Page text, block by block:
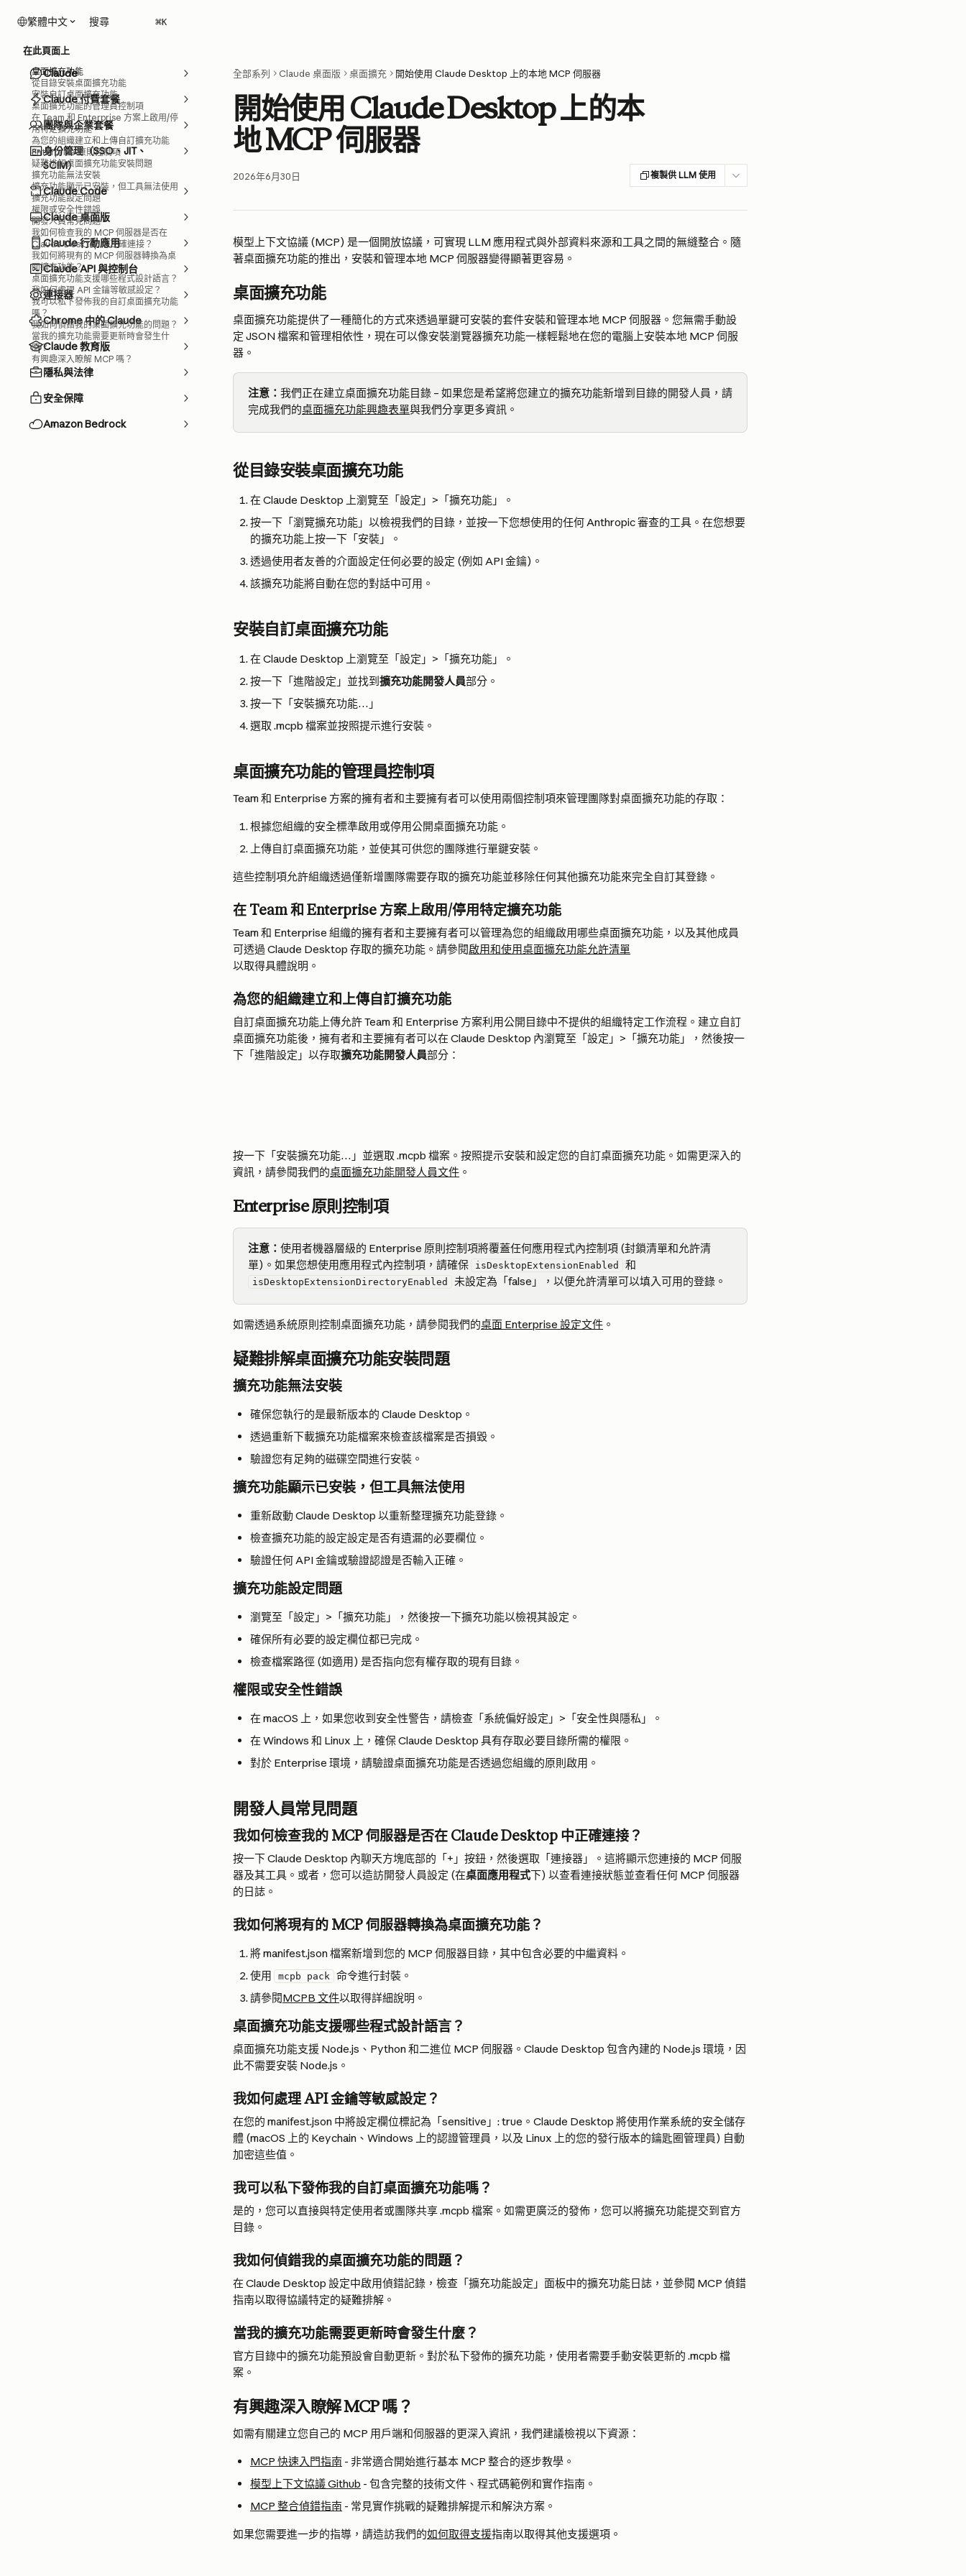
繁體中文 搜尋 ⌘K
Claude
Claude 付費套餐
團隊與企業套餐
身份管理（SSO、JIT、
SCIM）
Claude Code
Claude 桌面版
Claude 行動應用
Claude API 與控制台
連接器
Chrome 中的 Claude
Claude 教育版
隱私與法律
安全保障
Amazon Bedrock
全部系列 Claude 桌面版 桌面擴充 開始使用 Claude Desktop 上的本地 MCP 伺服器
開始使用 Claude Desktop 上的本
地 MCP 伺服器
2026年6月30日 複製供 LLM 使用
模型上下文協議 (MCP) 是一個開放協議，可實現 LLM 應用程式與外部資料來源和工具之間的無縫整合。隨
著桌面擴充功能的推出，安裝和管理本地 MCP 伺服器變得顯著更容易。
桌面擴充功能
桌面擴充功能提供了一種簡化的方式來透過單鍵可安裝的套件安裝和管理本地 MCP 伺服器。您無需手動設
定 JSON 檔案和管理相依性，現在可以像安裝瀏覽器擴充功能一樣輕鬆地在您的電腦上安裝本地 MCP 伺服
器。
注意： 我們正在建立桌面擴充功能目錄 – 如果您是希望將您建立的擴充功能新增到目錄的開發人員，請
完成我們的桌面擴充功能興趣表單與我們分享更多資訊。
從目錄安裝桌面擴充功能
在 Claude Desktop 上瀏覽至「設定」>「擴充功能」。
按一下「瀏覽擴充功能」以檢視我們的目錄，並按一下您想使用的任何 Anthropic 審查的工具。在您想要
的擴充功能上按一下「安裝」。
透過使用者友善的介面設定任何必要的設定 (例如 API 金鑰)。
該擴充功能將自動在您的對話中可用。
安裝自訂桌面擴充功能
在 Claude Desktop 上瀏覽至「設定」>「擴充功能」。
按一下「進階設定」並找到擴充功能開發人員部分。
按一下「安裝擴充功能…」
選取 .mcpb 檔案並按照提示進行安裝。
桌面擴充功能的管理員控制項
Team 和 Enterprise 方案的擁有者和主要擁有者可以使用兩個控制項來管理團隊對桌面擴充功能的存取：
根據您組織的安全標準啟用或停用公開桌面擴充功能。
上傳自訂桌面擴充功能，並使其可供您的團隊進行單鍵安裝。
這些控制項允許組織透過僅新增團隊需要存取的擴充功能並移除任何其他擴充功能來完全自訂其登錄。
在 Team 和 Enterprise 方案上啟用/停用特定擴充功能
Team 和 Enterprise 組織的擁有者和主要擁有者可以管理為您的組織啟用哪些桌面擴充功能，以及其他成員
可透過 Claude Desktop 存取的擴充功能。請參閱啟用和使用桌面擴充功能允許清單
以取得具體說明。
為您的組織建立和上傳自訂擴充功能
自訂桌面擴充功能上傳允許 Team 和 Enterprise 方案利用公開目錄中不提供的組織特定工作流程。建立自訂
桌面擴充功能後，擁有者和主要擁有者可以在 Claude Desktop 內瀏覽至「設定」>「擴充功能」，然後按一
下「進階設定」以存取擴充功能開發人員部分：
按一下「安裝擴充功能…」並選取 .mcpb 檔案。按照提示安裝和設定您的自訂桌面擴充功能。如需更深入的
資訊，請參閱我們的桌面擴充功能開發人員文件 。
Enterprise 原則控制項
注意： 使用者機器層級的 Enterprise 原則控制項將覆蓋任何應用程式內控制項 (封鎖清單和允許清
單)。如果您想使用應用程式內控制項，請確保
isDesktopExtensionEnabled 和
isDesktopExtensionDirectoryEnabled 未設定為「false」，以便允許清單可以填入可用的登錄。
如需透過系統原則控制桌面擴充功能，請參閱我們的桌面 Enterprise 設定文件 。
疑難排解桌面擴充功能安裝問題
擴充功能無法安裝
確保您執行的是最新版本的 Claude Desktop。
透過重新下載擴充功能檔案來檢查該檔案是否損毀。
驗證您有足夠的磁碟空間進行安裝。
擴充功能顯示已安裝，但工具無法使用
重新啟動 Claude Desktop 以重新整理擴充功能登錄。
檢查擴充功能的設定設定是否有遺漏的必要欄位。
驗證任何 API 金鑰或驗證認證是否輸入正確。
擴充功能設定問題
瀏覽至「設定」>「擴充功能」，然後按一下擴充功能以檢視其設定。
確保所有必要的設定欄位都已完成。
檢查檔案路徑 (如適用) 是否指向您有權存取的現有目錄。
權限或安全性錯誤
在 macOS 上，如果您收到安全性警告，請檢查「系統偏好設定」>「安全性與隱私」。
在 Windows 和 Linux 上，確保 Claude Desktop 具有存取必要目錄所需的權限。
對於 Enterprise 環境，請驗證桌面擴充功能是否透過您組織的原則啟用。
開發人員常見問題
我如何檢查我的 MCP 伺服器是否在 Claude Desktop 中正確連接？
按一下 Claude Desktop 內聊天方塊底部的「+」按鈕，然後選取「連接器」。這將顯示您連接的 MCP 伺服
器及其工具。或者，您可以造訪開發人員設定 (在桌面應用程式下) 以查看連接狀態並查看任何 MCP 伺服器
的日誌。
我如何將現有的 MCP 伺服器轉換為桌面擴充功能？
將 manifest.json 檔案新增到您的 MCP 伺服器目錄，其中包含必要的中繼資料。
使用
mcpb pack 命令進行封裝。
請參閱MCPB 文件以取得詳細說明。
桌面擴充功能支援哪些程式設計語言？
桌面擴充功能支援 Node.js、Python 和二進位 MCP 伺服器。Claude Desktop 包含內建的 Node.js 環境，因
此不需要安裝 Node.js。
我如何處理 API 金鑰等敏感設定？
在您的 manifest.json 中將設定欄位標記為「sensitive」: true。Claude Desktop 將使用作業系統的安全儲存
體 (macOS 上的 Keychain、Windows 上的認證管理員，以及 Linux 上的您的發行版本的鑰匙圈管理員) 自動
加密這些值。
我可以私下發佈我的自訂桌面擴充功能嗎？
是的，您可以直接與特定使用者或團隊共享 .mcpb 檔案。如需更廣泛的發佈，您可以將擴充功能提交到官方
目錄。
我如何偵錯我的桌面擴充功能的問題？
在 Claude Desktop 設定中啟用偵錯記錄，檢查「擴充功能設定」面板中的擴充功能日誌，並參閱 MCP 偵錯
指南以取得協議特定的疑難排解。
當我的擴充功能需要更新時會發生什麼？
官方目錄中的擴充功能預設會自動更新。對於私下發佈的擴充功能，使用者需要手動安裝更新的 .mcpb 檔
案。
有興趣深入瞭解 MCP 嗎？
如需有關建立您自己的 MCP 用戶端和伺服器的更深入資訊，我們建議檢視以下資源：
MCP 快速入門指南 - 非常適合開始進行基本 MCP 整合的逐步教學。
模型上下文協議 Github - 包含完整的技術文件、程式碼範例和實作指南。
MCP 整合偵錯指南 - 常見實作挑戰的疑難排解提示和解決方案。
如果您需要進一步的指導，請造訪我們的如何取得支援指南以取得其他支援選項。
在此頁面上
桌面擴充功能
從目錄安裝桌面擴充功能
安裝自訂桌面擴充功能
桌面擴充功能的管理員控制項
在 Team 和 Enterprise 方案上啟用/停
用特定擴充功能
為您的組織建立和上傳自訂擴充功能
Enterprise 原則控制項
疑難排解桌面擴充功能安裝問題
擴充功能無法安裝
擴充功能顯示已安裝，但工具無法使用
擴充功能設定問題
權限或安全性錯誤
開發人員常見問題
我如何檢查我的 MCP 伺服器是否在
Claude Desktop 中正確連接？
我如何將現有的 MCP 伺服器轉換為桌
面擴充功能？
桌面擴充功能支援哪些程式設計語言？
我如何處理 API 金鑰等敏感設定？
我可以私下發佈我的自訂桌面擴充功能
嗎？
我如何偵錯我的桌面擴充功能的問題？
當我的擴充功能需要更新時會發生什
麼？
有興趣深入瞭解 MCP 嗎？